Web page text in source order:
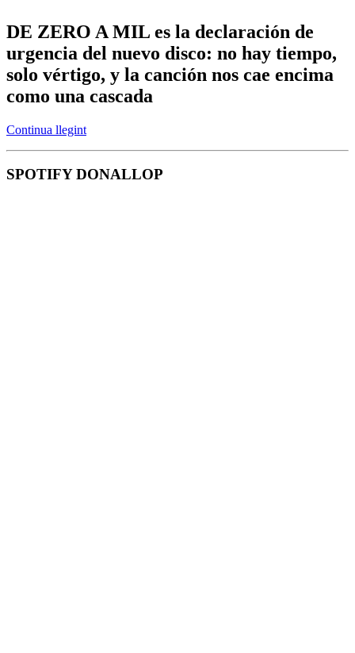
DE ZERO A MIL es la declaración de
urgencia del nuevo disco: no hay tiempo,
solo vértigo, y la canción nos cae encima
como una cascada
Continua llegint
SPOTIFY DONALLOP